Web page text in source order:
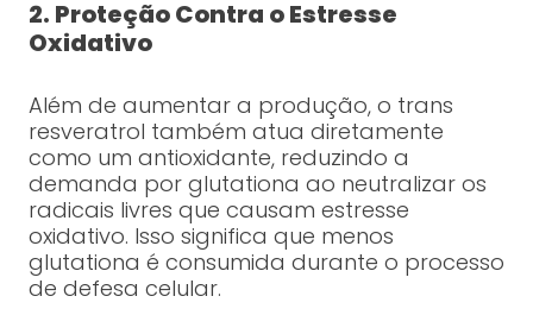
2. Proteção Contra o Estresse
Oxidativo
Além de aumentar a produção, o trans
resveratrol também atua diretamente
como um antioxidante, reduzindo a
demanda por glutationa ao neutralizar os
radicais livres que causam estresse
oxidativo. Isso significa que menos
glutationa é consumida durante o processo
de defesa celular.